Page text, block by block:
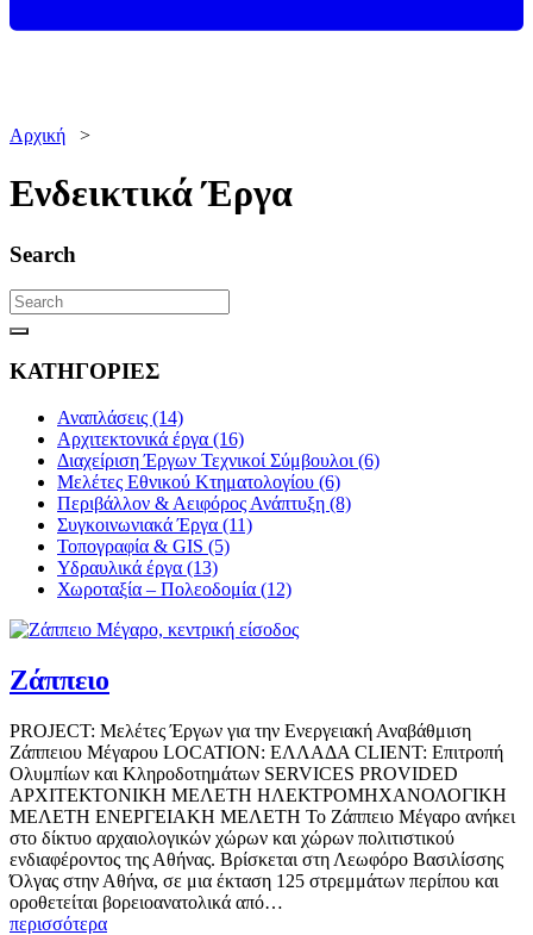
Αρχική >
Ενδεικτικά Έργα
Search
ΚΑΤΗΓΟΡΙΕΣ
Αναπλάσεις (14)
Αρχιτεκτονικά έργα (16)
Διαχείριση Έργων Τεχνικοί Σύμβουλοι (6)
Μελέτες Εθνικού Κτηματολογίου (6)
Περιβάλλον & Αειφόρος Ανάπτυξη (8)
Συγκοινωνιακά Έργα (11)
Τοπογραφία & GIS (5)
Υδραυλικά έργα (13)
Χωροταξία – Πολεοδομία (12)
Ζάππειο
PROJECT: Μελέτες Έργων για την Ενεργειακή Αναβάθμιση
Ζάππειου Μέγαρου LOCATION: ΕΛΛΑΔΑ CLIENT: Επιτροπή
Ολυμπίων και Κληροδοτημάτων SERVICES PROVIDED
ΑΡΧΙΤΕΚΤΟΝΙΚΗ ΜΕΛΕΤΗ ΗΛΕΚΤΡΟΜΗΧΑΝΟΛΟΓΙΚΗ
ΜΕΛΕΤΗ ΕΝΕΡΓΕΙΑΚΗ ΜΕΛΕΤΗ Το Ζάππειο Μέγαρο ανήκει
στο δίκτυο αρχαιολογικών χώρων και χώρων πολιτιστικού
ενδιαφέροντος της Αθήνας. Βρίσκεται στη Λεωφόρο Βασιλίσσης
Όλγας στην Αθήνα, σε μια έκταση 125 στρεμμάτων περίπου και
οροθετείται βορειοανατολικά από…
περισσότερα